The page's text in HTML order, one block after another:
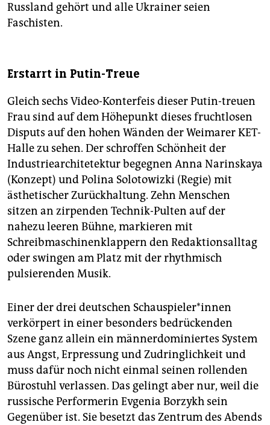
Russland gehört und alle Ukrainer seien
Faschisten.
Erstarrt in Putin-Treue
Gleich sechs Video-Konterfeis dieser Putin-treuen
Frau sind auf dem Höhepunkt dieses fruchtlosen
Disputs auf den hohen Wänden der Weimarer KET-
Halle zu sehen. Der schroffen Schönheit der
Industriearchitetektur begegnen Anna Narinskaya
(Konzept) und Polina Solotowizki (Regie) mit
ästhetischer Zurückhaltung. Zehn Menschen
sitzen an zirpenden Technik-Pulten auf der
nahezu leeren Bühne, markieren mit
Schreibmaschinenklappern den Redaktionsalltag
oder swingen am Platz mit der rhythmisch
pulsierenden Musik.
Einer der drei deutschen Schau­spie­le­r*in­nen
verkörpert in einer besonders bedrückenden
Szene ganz allein ein männerdominiertes System
aus Angst, Erpressung und Zudringlichkeit und
muss dafür noch nicht einmal seinen rollenden
Bürostuhl verlassen. Das gelingt aber nur, weil die
russische Performerin Evgenia Borzykh sein
Gegenüber ist. Sie besetzt das Zentrum des Abends